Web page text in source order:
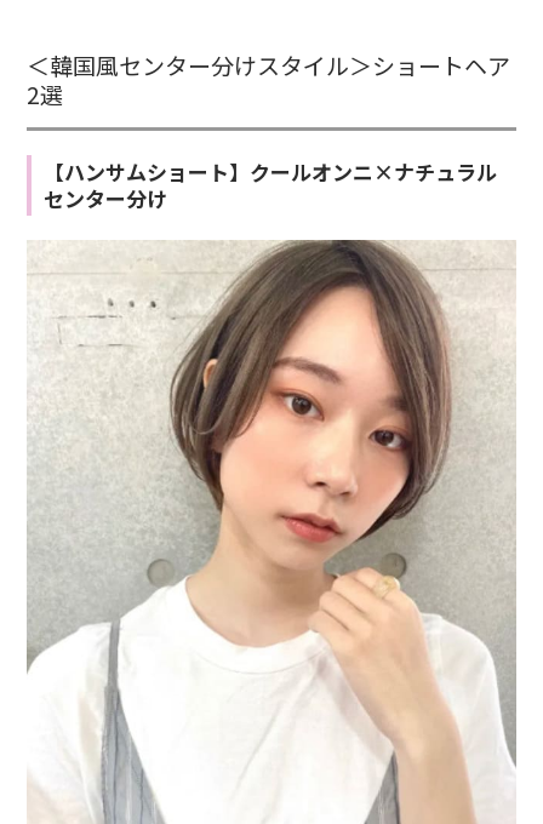
＜韓国風センター分けスタイル＞ショートヘア
2選
【ハンサムショート】クールオンニ×ナチュラル
センター分け